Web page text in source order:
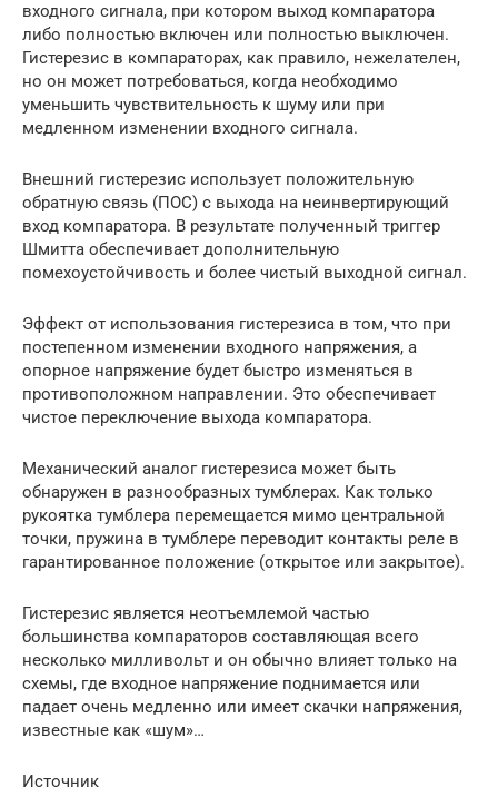
входного сигнала, при котором выход компаратора
либо полностью включен или полностью выключен.
Гистерезис в компараторах, как правило, нежелателен,
но он может потребоваться, когда необходимо
уменьшить чувствительность к шуму или при
медленном изменении входного сигнала.
Внешний гистерезис использует положительную
обратную связь (ПОС) с выхода на неинвертирующий
вход компаратора. В результате полученный триггер
Шмитта обеспечивает дополнительную
помехоустойчивость и более чистый выходной сигнал.
Эффект от использования гистерезиса в том, что при
постепенном изменении входного напряжения, а
опорное напряжение будет быстро изменяться в
противоположном направлении. Это обеспечивает
чистое переключение выхода компаратора.
Механический аналог гистерезиса может быть
обнаружен в разнообразных тумблерах. Как только
рукоятка тумблера перемещается мимо центральной
точки, пружина в тумблере переводит контакты реле в
гарантированное положение (открытое или закрытое).
Гистерезис является неотъемлемой частью
большинства компараторов составляющая всего
несколько милливольт и он обычно влияет только на
схемы, где входное напряжение поднимается или
падает очень медленно или имеет скачки напряжения,
известные как «шум»…
Источник